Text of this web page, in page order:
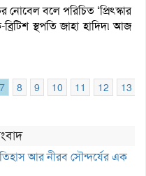
নোবেল বলে পরিচিত ‘প্রিৎস্কার
স্থপতি জাহা হাদিদ৷ আজ
7 8 9 10 11 12 13
আর নীরব সৌন্দর্যের এক